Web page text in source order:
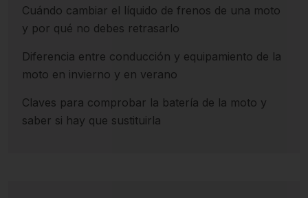
Cuándo cambiar el líquido de frenos de una moto
y por qué no debes retrasarlo
Diferencia entre conducción y equipamiento de la
moto en invierno y en verano
Claves para comprobar la batería de la moto y
saber si hay que sustituirla